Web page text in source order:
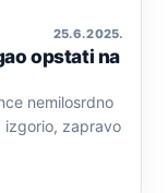
25. 6. 2025.
opstati na
nemilosrdno
izgorio, zapravo